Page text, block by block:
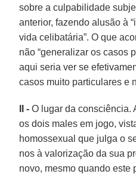
sobre a culpabilidade
anterior, fazendo alusão à
vida celibatária”. O que
não “generalizar os casos
aqui seria ver se
casos muito particulares e
II - O lugar da consciência.
os dois males em jogo,
homossexual que julga o
nos à valorização da sua
novo, mesmo quando este